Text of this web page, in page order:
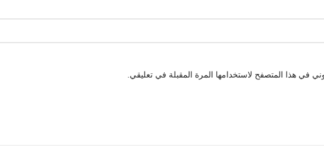
في هذا المتصفح لاستخدامها المرة المقبلة في تعليقي.